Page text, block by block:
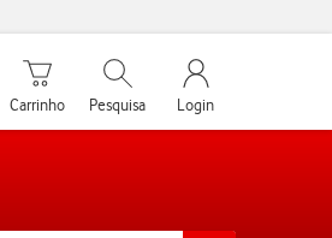
Carrinho de compras
Carrinho
Pesquisar
Pesquisa
My Vodafone
Login